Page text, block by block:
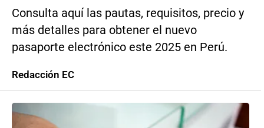
Consulta aquí las pautas, requisitos, precio y
más detalles para obtener el nuevo
pasaporte electrónico este 2025 en Perú.
Redacción EC